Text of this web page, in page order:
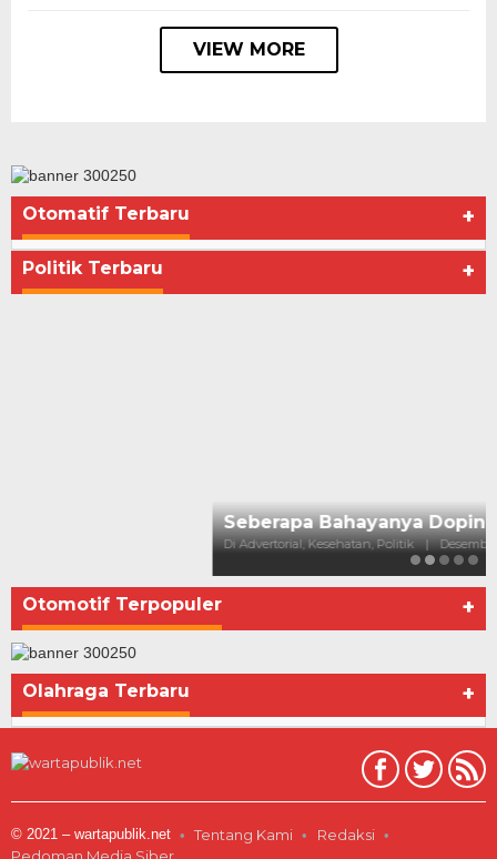
VIEW MORE
Otomatif Terbaru +
Politik Terbaru +
Seberapa Bahayanya Doping?
Di Advertorial, Kesehatan, Politik
Otomotif Terpopuler +
Olahraga Terbaru +
© 2021 – wartapublik.net Tentang Kami
Redaksi
Pedoman Media Siber